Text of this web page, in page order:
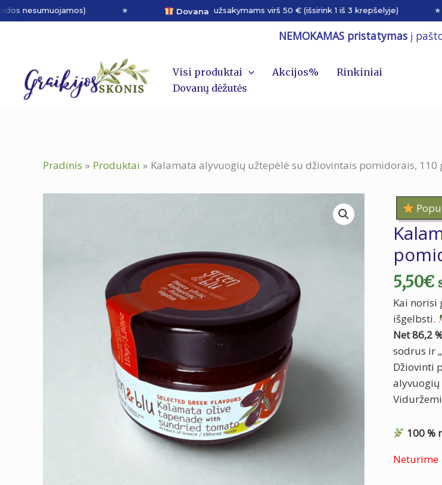
Dovanaužsakymams virš 50 € (išsirink 1 iš 3 krepšelyje)
Pereiti
prie
NEMOKAMAS pristatymas į
Visi produktai Akcijos%
Rinkiniai
Dovanų dėžutės
Pradinis Produktai Kalamata alyvuogių užtepėlė su džiovintais pomidorais, 110
5,50€
Kai norisi
išgelbsti.
Net 86,2
sodrus ir
Džiovinti
alyvuogių
100 %
Neturime